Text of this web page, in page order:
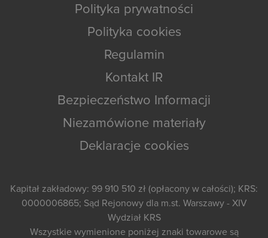
Polityka prywatności
Polityka cookies
Regulamin
Kontakt IR
Bezpieczeństwo Informacji
Niezamówione materiały
Deklaracje cookies
Kapitał zakładowy: 99 910 510 zł (opłacony w całości); KRS:
0000006865; Sąd Rejonowy dla m.st. Warszawy - XIV
Wydział KRS
Wszystkie wymienione poniżej znaki towarowe są